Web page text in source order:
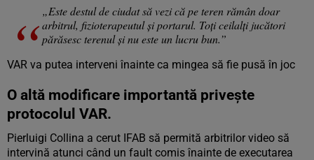
„Este destul de ciudat să vezi că pe teren rămân doar
arbitrul, fizioterapeutul și portarul. Toți ceilalți jucători
părăsesc terenul și nu este un lucru bun.”
VAR va putea interveni înainte ca mingea să fie pusă în joc
O altă modificare importantă privește
protocolul VAR.
Pierluigi Collina a cerut IFAB să permită arbitrilor video să
intervină atunci când un fault comis înainte de executarea